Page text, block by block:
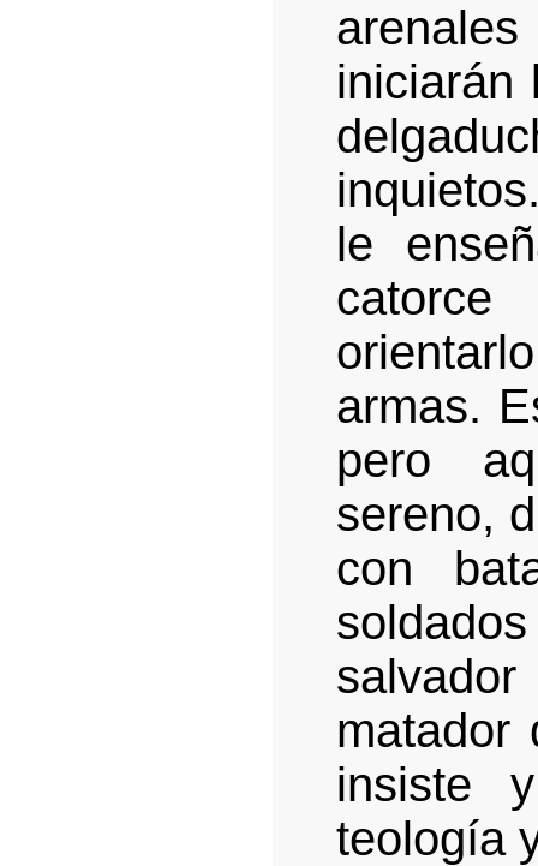
iniciarán
le
armas.
pero
sereno,
con
matador
insiste
teología